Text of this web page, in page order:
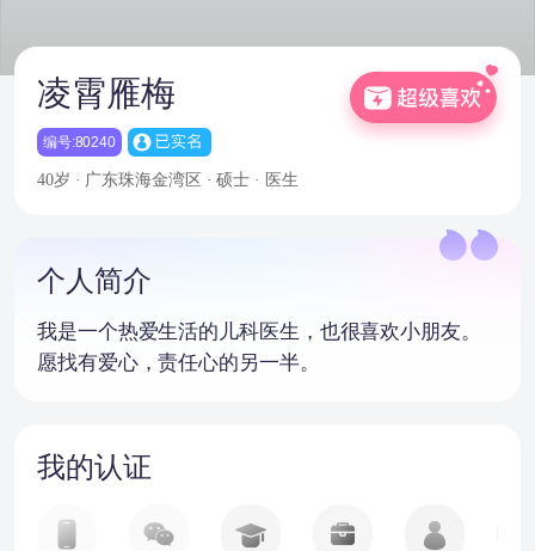
凌霄雁梅
编号:80240
40岁 · 广东珠海金湾区 · 硕士 · 医生
个人简介
我是一个热爱生活的儿科医生，也很喜欢小朋友。
愿找有爱心，责任心的另一半。
我的认证